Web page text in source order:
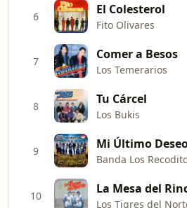
6 El Colesterol
Fito Olivares
7 Comer a Besos
Los Temerarios
8 Tu Cárcel
Los Bukis
9 Mi Último
Banda Los
10 La Mesa del
Los Tigres del